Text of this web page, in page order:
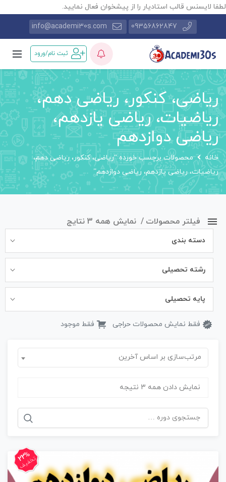
لطفا لایسنس قالب استادیار را از پیشخوان فعال نمایید.
09356862847
info@academi30s.com
ثبت نام/ورود
ریاضی، کنکور، ریاضی دهم،
ریاضیات، ریاضی یازدهم،
ریاضی دوازدهم
خانه
محصولات برچسب خورده “ریاضی، کنکور، ریاضی دهم،
ریاضیات، ریاضی یازدهم، ریاضی دوازدهم”
فیلتر محصولات نمایش همه 3 نتایج
دسته بندی
رشته تحصیلی
پایه تحصیلی
فقط نمایش محصولات حراجی فقط موجود
مرتب‌سازی بر اساس آخرین
نمایش دادن همه 3 نتیجه
جستجو
برای:
22%
تخفیف